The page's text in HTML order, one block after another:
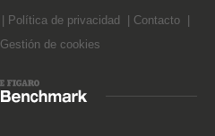
Política de privacidad
Contacto
Gestión de cookies